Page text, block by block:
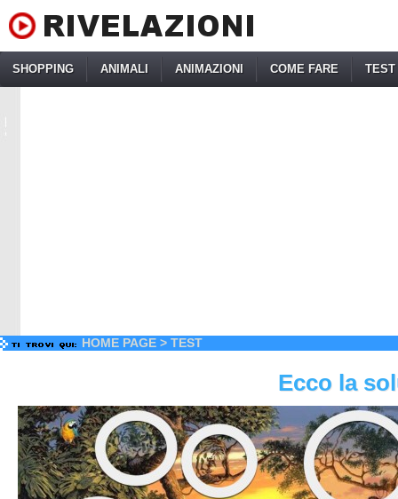
SHOPPING ANIMALI ANIMAZIONI COME FARE TEST
HOME PAGE > TEST
Ecco la